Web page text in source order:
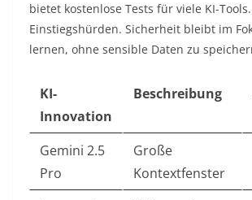
bietet kostenlose Tests für viele KI-
Einstiegshürden. Sicherheit bleibt im
lernen, ohne sensible Daten zu
KI-
Innovation
Beschreibung
Gemini 2.5
Pro
Große
Kontextfenster